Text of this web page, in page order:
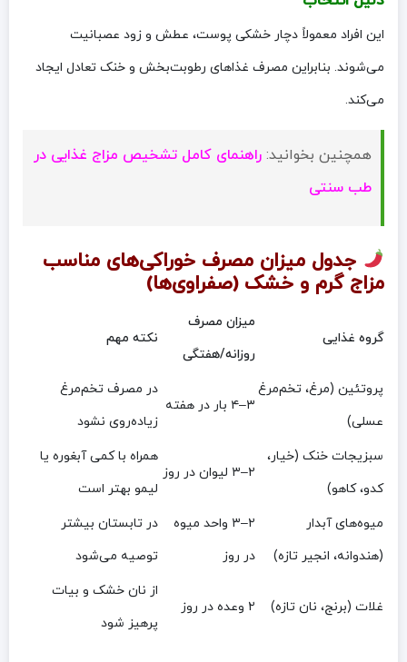
این افراد معمولاً دچار خشکی پوست، عطش و زود عصبانیت
می‌شوند. بنابراین مصرف غذاهای رطوبت‌بخش و خنک تعادل ایجاد
می‌کند.
همچنین بخوانید: راهنمای کامل تشخیص مزاج غذایی در
طب سنتی
جدول میزان مصرف خوراکی‌های مناسب
مزاج گرم و خشک (صفراوی‌ها)
گروه غذایی
میزان مصرف
روزانه/هفتگی
نکته مهم
پروتئین (مرغ، تخم‌مرغ
عسلی)
۳–۴ بار در هفته
در مصرف تخم‌مرغ
زیاده‌روی نشود
سبزیجات خنک (خیار،
کدو، کاهو)
۲–۳ لیوان در روز
همراه با کمی آبغوره یا
لیمو بهتر است
میوه‌های آبدار
(هندوانه، انجیر تازه)
۲–۳ واحد میوه
در روز
در تابستان بیشتر
توصیه می‌شود
غلات (برنج، نان تازه) ۲ وعده در روز
از نان خشک و بیات
پرهیز شود